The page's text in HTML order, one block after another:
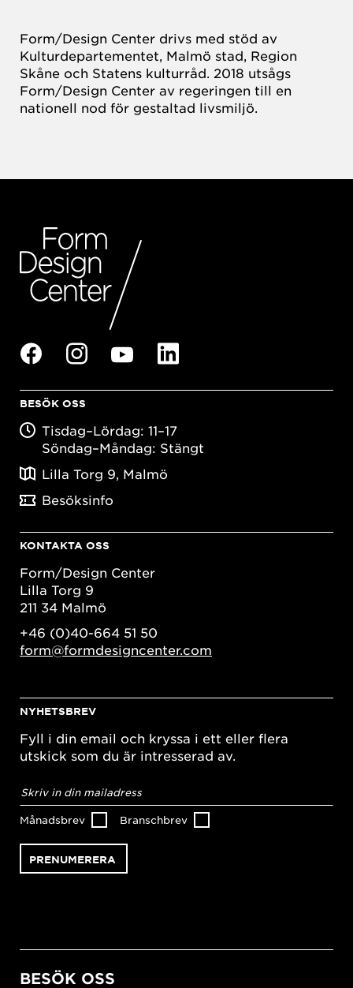
Form/Design Center drivs med stöd av
Kulturdepartementet, Malmö stad, Region
Skåne och Statens kulturråd. 2018 utsågs
Form/Design Center av regeringen till en
nationell nod för gestaltad livsmiljö.
BESÖK OSS
Tisdag–Lördag: 11–17
Söndag–Måndag: Stängt
Lilla Torg 9, Malmö
Besöksinfo
KONTAKTA OSS
Form/Design Center
Lilla Torg 9
211 34 Malmö
+46 (0)40-664 51 50
form@formdesigncenter.com
NYHETSBREV
Fyll i din email och kryssa i ett eller flera
utskick som du är intresserad av.
postadress*
Månadsbrev Branschbrev
BESÖK OSS